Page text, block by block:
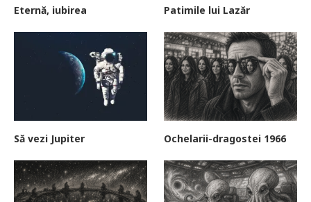
Eternă, iubirea Patimile lui Lazăr
Să vezi Jupiter Ochelarii-dragostei 1966